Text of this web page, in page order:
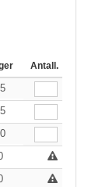
144-287Antall.
209.06
209.06
209.06
203.60
203.60